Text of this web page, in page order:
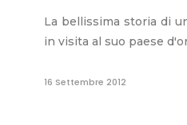
La bellissima storia di
in visita al suo paese
16 Settembre 2012